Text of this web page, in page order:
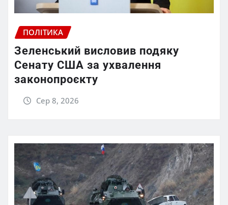
ПОЛІТИКА
Зеленський висловив подяку
Сенату США за ухвалення
законопроєкту
Сер 8, 2026